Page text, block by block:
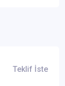
Teklif İste